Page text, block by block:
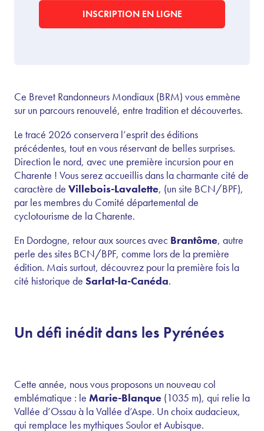
INSCRIPTION EN LIGNE
Ce Brevet Randonneurs Mondiaux (BRM) vous emmène
sur un parcours renouvelé, entre tradition et découvertes.
Le tracé 2026 conservera l’esprit des éditions
précédentes, tout en vous réservant de belles surprises.
Direction le nord, avec une première incursion pour en
Charente ! Vous serez accueillis dans la charmante cité de
caractère de Villebois-Lavalette, (un site BCN/BPF),
par les membres du Comité départemental de
cyclotourisme de la Charente.
En Dordogne, retour aux sources avec Brantôme, autre
perle des sites BCN/BPF, comme lors de la première
édition. Mais surtout, découvrez pour la première fois la
cité historique de Sarlat-la-Canéda.
Un défi inédit dans les Pyrénées
Cette année, nous vous proposons un nouveau col
emblématique : le Marie-Blanque (1035 m), qui relie la
Vallée d’Ossau à la Vallée d’Aspe. Un choix audacieux,
qui remplace les mythiques Soulor et Aubisque.